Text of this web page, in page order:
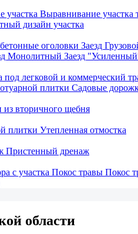
участка Выравнивание
дизайн участка
оголовки Заезд
Монолитный Заезд
под легковой и коммерческий
плитки Садовые
из вторичного щебня
плитки Утепленная отмостка
Пристенный дренаж
с участка Покос травы Покос
области